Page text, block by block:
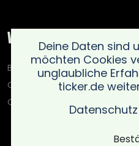
Weitere Portale
Blaulicht-Ticker.de
Oberlausitz.holiday
OnlinedatingKompass.de
Deine Daten sind
möchten Cookies
unglaubliche
ticker.de
Datenschutz